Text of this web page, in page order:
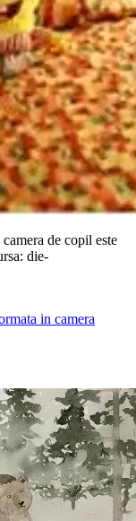
de copil este
die-
in camera